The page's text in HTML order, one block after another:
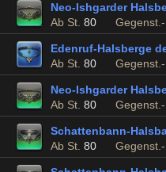
Neo-Ishgarder
Ab St. 80
Edenruf-Halsberge
Ab St. 80
Neo-Ishgarder
Ab St. 80
Schattenbann-
Ab St. 80